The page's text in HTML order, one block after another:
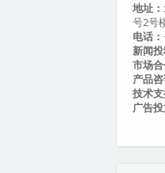
地址：
号2号
电话：
新闻投
市场合
产品咨
技术支
广告投